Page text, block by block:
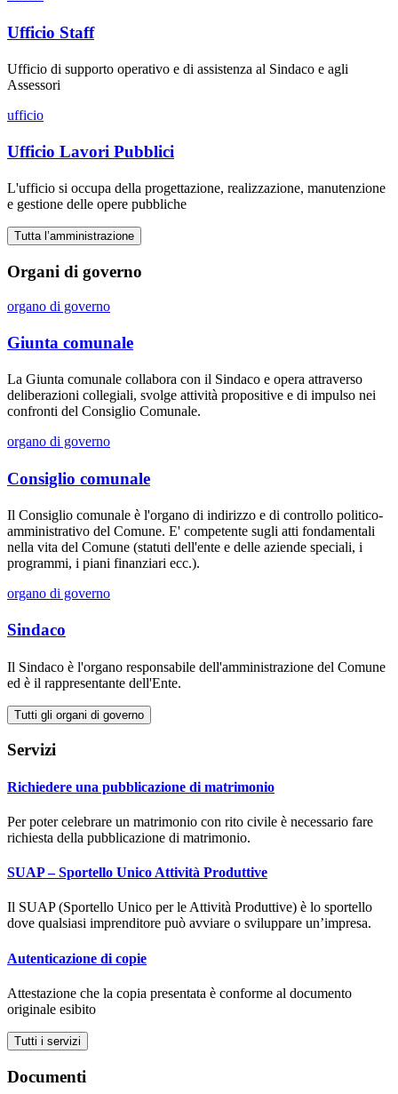
Ufficio Staff
Ufficio di supporto operativo e di assistenza al Sindaco e agli
Assessori
ufficio
Ufficio Lavori Pubblici
L'ufficio si occupa della progettazione, realizzazione, manutenzione
e gestione delle opere pubbliche
Tutta l’amministrazione
Organi di governo
organo di governo
Giunta comunale
La Giunta comunale collabora con il Sindaco e opera attraverso
deliberazioni collegiali, svolge attività propositive e di impulso nei
confronti del Consiglio Comunale.
organo di governo
Consiglio comunale
Il Consiglio comunale è l'organo di indirizzo e di controllo politico-
amministrativo del Comune. E' competente sugli atti fondamentali
nella vita del Comune (statuti dell'ente e delle aziende speciali, i
programmi, i piani finanziari ecc.).
organo di governo
Sindaco
Il Sindaco è l'organo responsabile dell'amministrazione del Comune
ed è il rappresentante dell'Ente.
Tutti gli organi di governo
Servizi
Richiedere una pubblicazione di matrimonio
Per poter celebrare un matrimonio con rito civile è necessario fare
richiesta della pubblicazione di matrimonio.
SUAP – Sportello Unico Attività Produttive
Il SUAP (Sportello Unico per le Attività Produttive) è lo sportello
dove qualsiasi imprenditore può avviare o sviluppare un’impresa.
Autenticazione di copie
Attestazione che la copia presentata è conforme al documento
originale esibito
Tutti i servizi
Documenti